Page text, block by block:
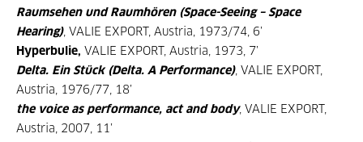
Raumsehen und Raumhören (Space-Seeing – Space
Hearing), VALIE EXPORT, Austria, 1973/74, 6’
Hyperbulie, VALIE EXPORT, Austria, 1973, 7’
Delta. Ein Stück (Delta. A Performance), VALIE EXPORT,
Austria, 1976/77, 18’
the voice as performance, act and body, VALIE EXPORT,
Austria, 2007, 11’